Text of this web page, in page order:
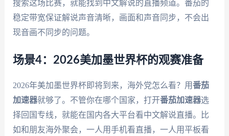
搜索这场比赛，就能找到中文解说的直播频道。番茄的
稳定带宽保证解说声音清晰，画面和声音同步，不会出
现音画不同步的问题。
场景4：2026美加墨世界杯的观赛准备
2026年美加墨世界杯即将到来，海外党怎么看？用番茄
加速器就够了。不管你在哪个国家，打开番茄加速器选
择回国专线，就能在国内各大平台看中文解说直播。比
如和朋友海外聚会，一人用手机看直播，一人用平板看